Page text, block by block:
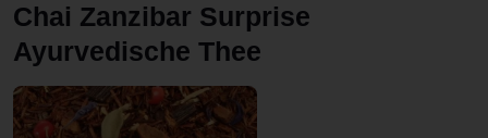
Chai Zanzibar Surprise
Ayurvedische Thee